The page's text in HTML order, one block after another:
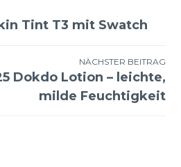
Tint T3 mit Swatch
NÄCHSTER BEITRAG
Dokdo Lotion – leichte,
milde Feuchtigkeit